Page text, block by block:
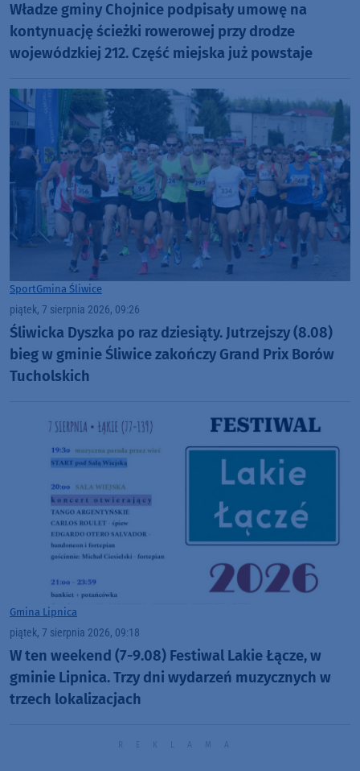
Władze gminy Chojnice podpisały umowę na
kontynuację ścieżki rowerowej przy drodze
wojewódzkiej 212. Część miejska już powstaje
SportGmina Śliwice
piątek, 7 sierpnia 2026, 09:26
Śliwicka Dyszka po raz dziesiąty. Jutrzejszy (8.08)
bieg w gminie Śliwice zakończy Grand Prix Borów
Tucholskich
Gmina Lipnica
piątek, 7 sierpnia 2026, 09:18
W ten weekend (7-9.08) Festiwal Lakie Łącze, w
gminie Lipnica. Trzy dni wydarzeń muzycznych w
trzech lokalizacjach